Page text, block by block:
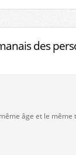
des
âge et le même